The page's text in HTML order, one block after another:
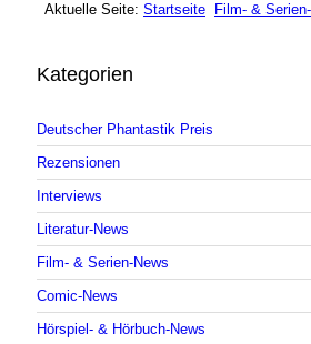
Aktuelle Seite: Startseite Film- &
Kategorien
Deutscher Phantastik Preis
Rezensionen
Interviews
Literatur-News
Film- & Serien-News
Comic-News
Hörspiel- & Hörbuch-News